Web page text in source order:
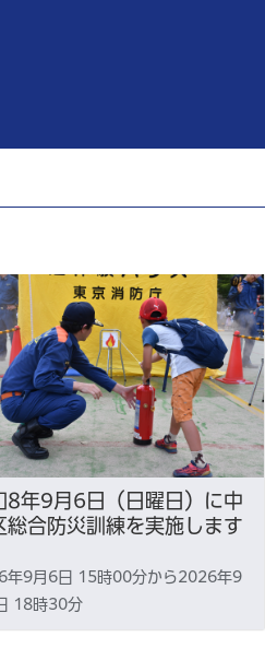
8年9月6日（日曜日）に中
総合防災訓練を実施します
年9月6日 15時00分から2026年9
18時30分